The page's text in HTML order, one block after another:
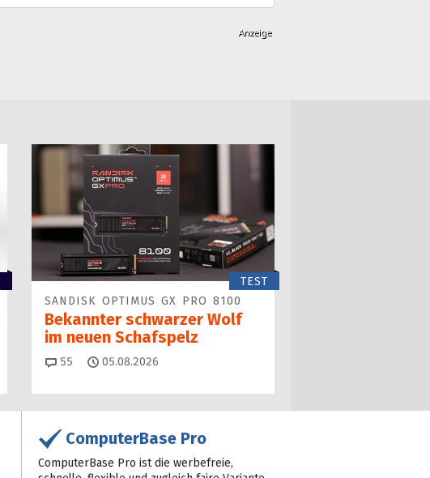
TEST
SANDISK OPTIMUS GX PRO 8100
Bekannter schwarzer Wolf
im neuen Schafspelz
55 Kommentare
05.08.2026
ComputerBase Pro
ComputerBase Pro ist die werbefreie,